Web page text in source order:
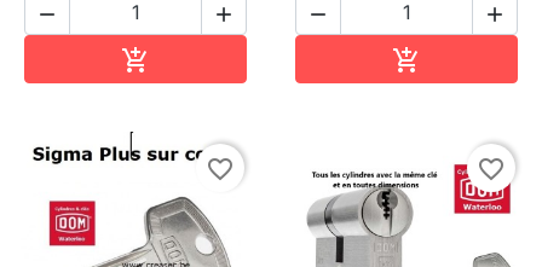
 

 

favorite_border favorite_border